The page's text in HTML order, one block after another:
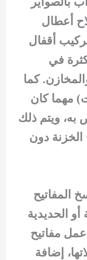
أعطال
أقفال
في
كما
مهما كان
به، ويتم ذلك
الخزنة دون
المفاتيح
أو الحديدية
عمل مفاتيح
إضافة